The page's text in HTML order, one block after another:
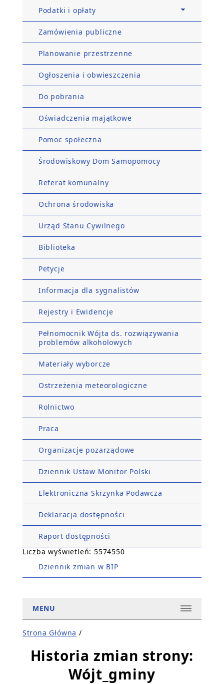
Podatki i opłaty
Zamówienia publiczne
Planowanie przestrzenne
Ogłoszenia i obwieszczenia
Do pobrania
Oświadczenia majątkowe
Pomoc społeczna
Środowiskowy Dom Samopomocy
Referat komunalny
Ochrona środowiska
Urząd Stanu Cywilnego
Biblioteka
Petycje
Informacja dla sygnalistów
Rejestry i Ewidencje
Pełnomocnik Wójta ds. rozwiązywania
problemów alkoholowych
Materiały wyborcze
Ostrzeżenia meteorologiczne
Rolnictwo
Praca
Organizacje pozarządowe
Dziennik Ustaw Monitor Polski
Elektroniczna Skrzynka Podawcza
Deklaracja dostępności
Raport dostępności
Liczba wyświetleń: 5574550
Dziennik zmian w BIP
MENU
Strona Główna /
Historia zmian strony:
Wójt_gminy